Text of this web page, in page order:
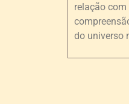
relação
do universo